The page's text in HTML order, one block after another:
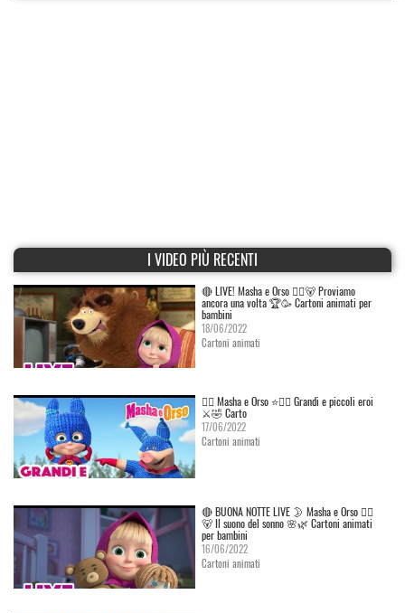
I VIDEO PIÙ RECENTI
🔴 LIVE! Masha e Orso 👱‍♀️🐻 Proviamo
ancora una volta 🏆🥳 Cartoni animati per
bambini
18/06/2022
Cartoni animati
👱‍♀️ Masha e Orso ⭐🦸‍♀️ Grandi e piccoli eroi
⚔️🤣 Carto
17/06/2022
Cartoni animati
🔴 BUONA NOTTE LIVE 🌛 Masha e Orso 👱‍♀️
🐻 Il suono del sonno 🌸🌿 Cartoni animati
per bambini
16/06/2022
Cartoni animati